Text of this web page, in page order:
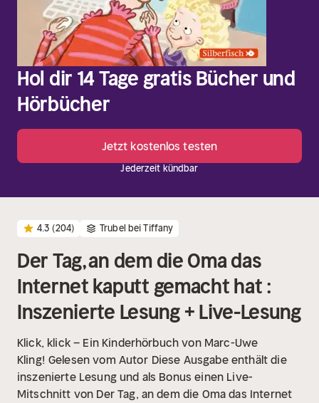
Hol dir 14 Tage gratis Bücher und
Hörbücher
Jetzt kostenlos testen
Jederzeit kündbar
4.3 (204) Trubel bei Tiffany
Der Tag, an dem die Oma das
Internet kaputt gemacht hat :
Inszenierte Lesung + Live-Lesung
Klick, klick – Ein Kinderhörbuch von Marc-Uwe
Kling! Gelesen vom Autor Diese Ausgabe enthält die
inszenierte Lesung und als Bonus einen Live-
Mitschnitt von Der Tag, an dem die Oma das Internet